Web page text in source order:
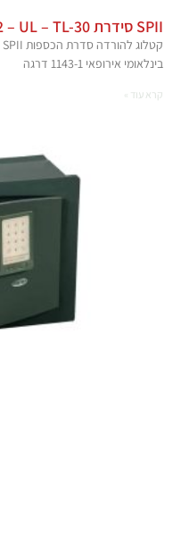
SPII סידרת EN-1143 GRADE 2 – UL – TL-30 יצור אירופאי
בינלאומי אירופאי 1143-1 דרגה
קרא עוד »